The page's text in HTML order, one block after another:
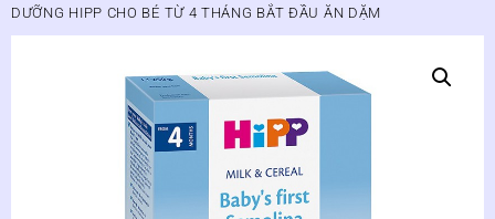
DƯỠNG HIPP CHO BÉ TỪ 4 THÁNG BẮT ĐẦU ĂN DẶM